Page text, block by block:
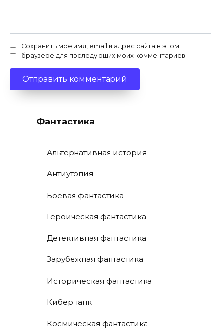
Сохранить моё имя, email и адрес сайта в этом
браузере для последующих моих комментариев.
Фантастика
Альтернативная история
Антиутопия
Боевая фантастика
Героическая фантастика
Детективная фантастика
Зарубежная фантастика
Историческая фантастика
Киберпанк
Космическая фантастика